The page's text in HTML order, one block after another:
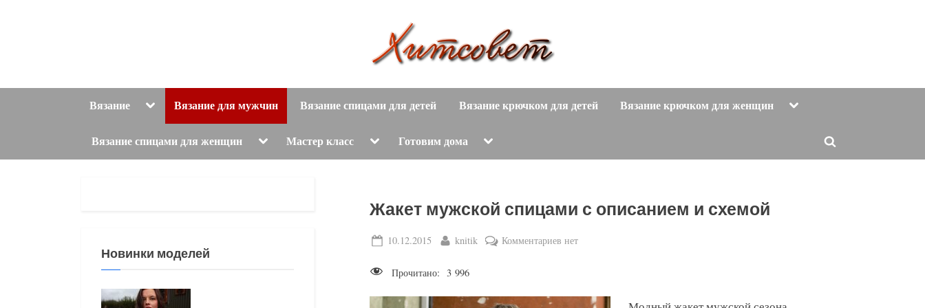
и
т
о
в
е
т
вязание
с
описанием
и
Вязание Toggle
menu
Вязание для мужчин Вязание спицами для детей Вязание крючком для детей Вязание крючком для женщин Toggle
Вязание спицами для женщин Toggle
menu
Мастер класс Toggle
menu
Готовим дома Toggle
menu
Toggle
Жакет мужской спицами с описанием и схемой
Posted
10.12.2015 By
knitik Комментариев кнет
Прочитано: 3 996
Новинки моделей